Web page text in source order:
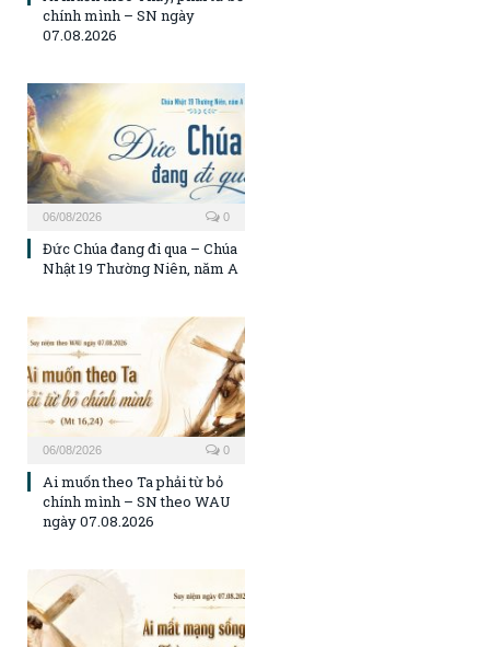
chính mình – SN ngày
07.08.2026
06/08/2026 0
Đức Chúa đang đi qua – Chúa
Nhật 19 Thường Niên, năm A
06/08/2026 0
Ai muốn theo Ta phải từ bỏ
chính mình – SN theo WAU
ngày 07.08.2026